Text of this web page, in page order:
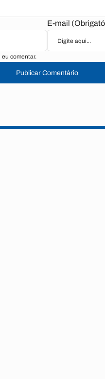
E-mail
comentar.
Publicar Comentário